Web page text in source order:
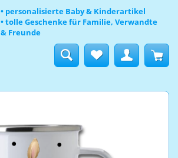
• personalisierte Baby & Kinderartikel
• tolle Geschenke für Familie, Verwandte
& Freunde